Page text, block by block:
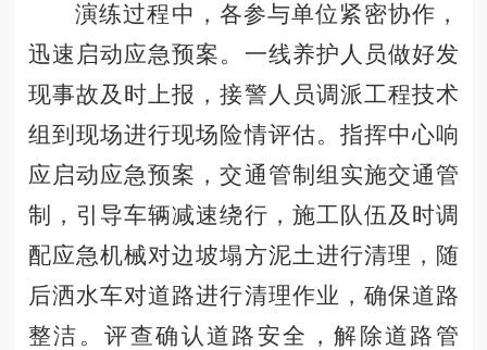
演练过程中，各参与单位紧密协作，
迅速启动应急预案。一线养护人员做好发
现事故及时上报，接警人员调派工程技术
组到现场进行现场险情评估。指挥中心响
应启动应急预案，交通管制组实施交通管
制，引导车辆减速绕行，施工队伍及时调
配应急机械对边坡塌方泥土进行清理，随
后洒水车对道路进行清理作业，确保道路
整洁。评查确认道路安全，解除道路管